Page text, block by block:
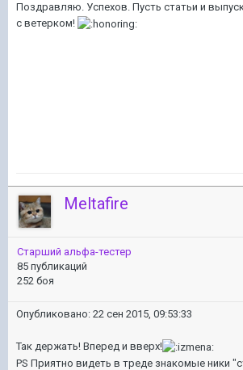
Поздравляю. Успехов. Пусть статьи и
с ветерком!
Meltafire
Старший альфа-тестер
85 публикаций
252 боя
Опубликовано: 22 сен 2015, 09:53:33
Так держать! Вперед и вверх!
PS Приятно видеть в треде знакомые ники